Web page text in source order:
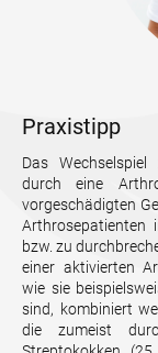
Praxistipp
Das
durch eine
vorgeschädigten
Arthrosepatienten
bzw. zu
einer aktivierten
wie sie
sind, kombiniert
die zumeist